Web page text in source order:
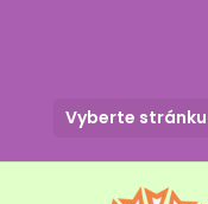
Vyberte stránku